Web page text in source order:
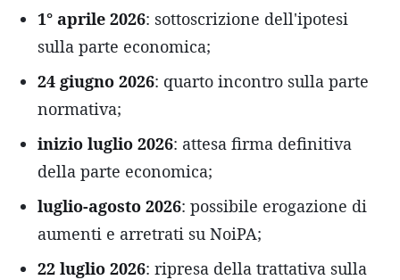
1° aprile 2026: sottoscrizione dell'ipotesi
sulla parte economica;
24 giugno 2026: quarto incontro sulla parte
normativa;
inizio luglio 2026: attesa firma definitiva
della parte economica;
luglio-agosto 2026: possibile erogazione di
aumenti e arretrati su NoiPA;
22 luglio 2026: ripresa della trattativa sulla